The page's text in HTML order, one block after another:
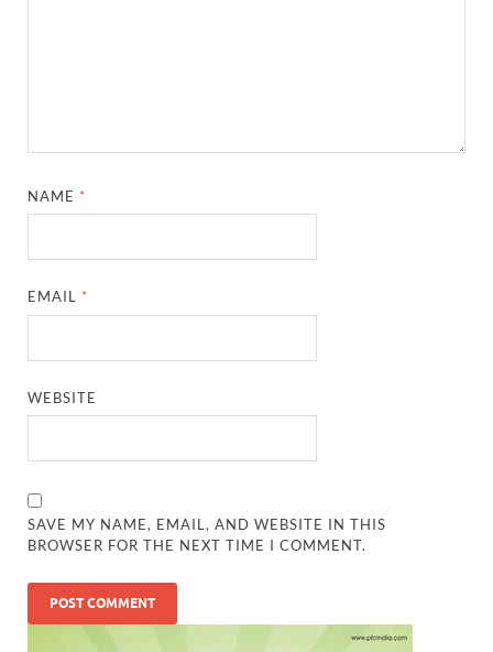
NAME *
EMAIL *
WEBSITE
SAVE MY NAME, EMAIL, AND WEBSITE IN THIS
BROWSER FOR THE NEXT TIME I COMMENT.